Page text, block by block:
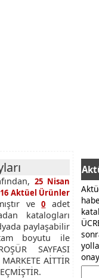
25 Nisan
Aktüel Ürünler
ve0 adet
katalogları
paylaşabilir
boyutu ile
SAYFASI
AİTTİR